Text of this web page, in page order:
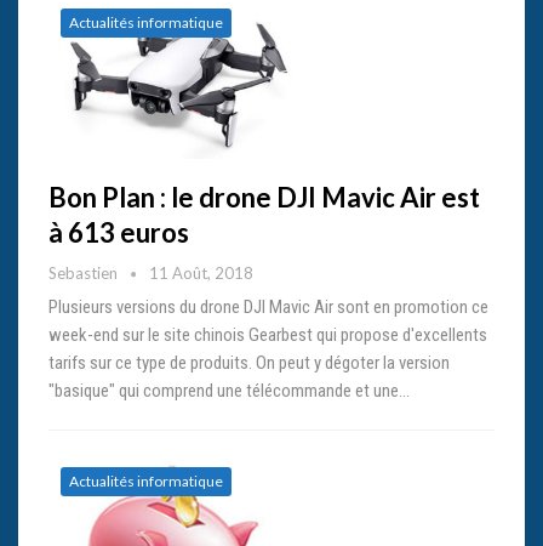
Actualités informatique
Bon Plan : le drone DJI Mavic Air est
à 613 euros
Sebastien 11 Août, 2018
Plusieurs versions du drone DJI Mavic Air sont en promotion ce
week-end sur le site chinois Gearbest qui propose d'excellents
tarifs sur ce type de produits. On peut y dégoter la version
"basique" qui comprend une télécommande et une…
Actualités informatique